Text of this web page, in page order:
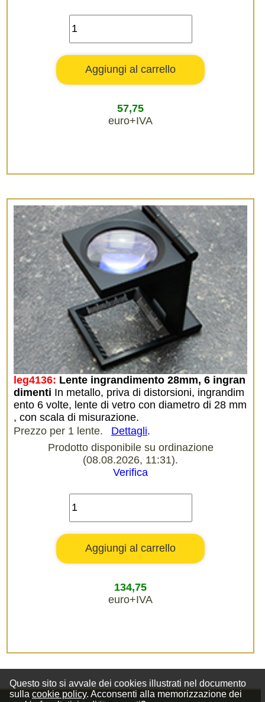
Questo sito si avvale dei cookies illustrati nel documento
sulla cookie policy. Acconsenti alla memorizzazione dei
57,75
euro+IVA
leg4136: Lente ingrandimento 28mm, 6 ingran
dimenti In metallo, priva di distorsioni, ingrandim
ento 6 volte, lente di vetro con diametro di 28 mm
, con scala di misurazione.
Prezzo per 1 lente.
Dettagli.
Prodotto disponibile su ordinazione
(08.08.2026, 11:31).
Verifica
134,75
euro+IVA